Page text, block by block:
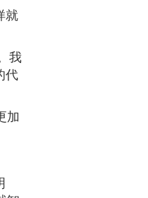
就
我
代
加